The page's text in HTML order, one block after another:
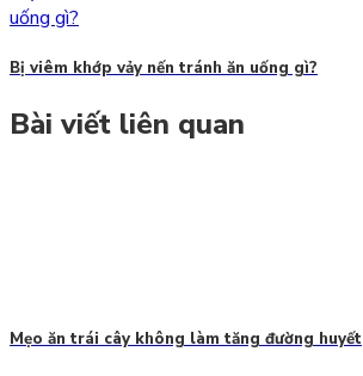
Bị viêm khớp vảy nến tránh ăn uống gì?
Bài viết liên quan
Mẹo ăn trái cây không làm tăng đường huyết